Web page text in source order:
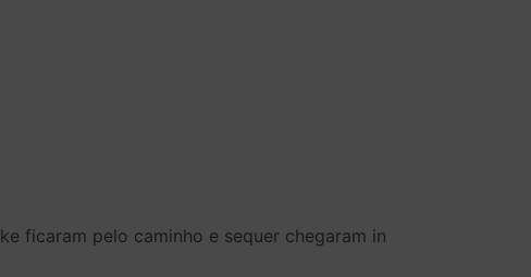
ficaram pelo caminho e sequer chegaram in